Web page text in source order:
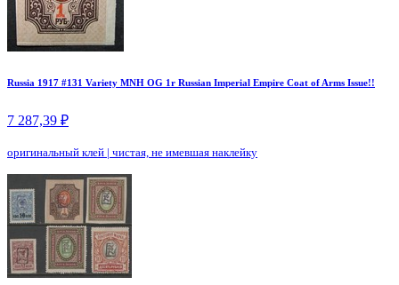
Russia 1917 #131 Variety MNH OG 1r Russian Imperial Empire Coat of Arms Issue!!
7 287,39 ₽
оригинальный клей | чистая, не имевшая наклейку